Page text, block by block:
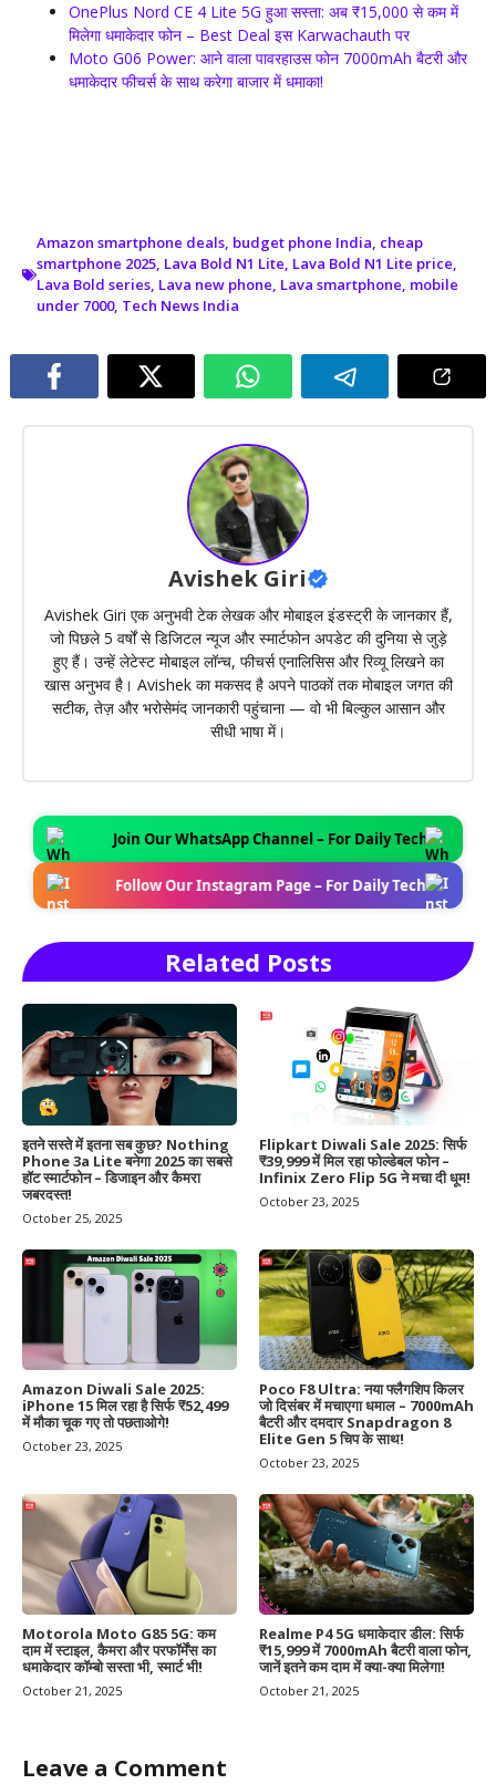
OnePlus Nord CE 4 Lite 5G हुआ सस्ता: अब ₹15,000 से कम में
मिलेगा धमाकेदार फोन – Best Deal इस Karwachauth पर
Moto G06 Power: आने वाला पावरहाउस फोन 7000mAh बैटरी और
धमाकेदार फीचर्स के साथ करेगा बाजार में धमाका!
Amazon smartphone deals, budget phone India, cheap
smartphone 2025, Lava Bold N1 Lite, Lava Bold N1 Lite price,
Lava Bold series, Lava new phone, Lava smartphone, mobile
under 7000, Tech News India
Avishek Giri
Avishek Giri एक अनुभवी टेक लेखक और मोबाइल इंडस्ट्री के जानकार हैं,
जो पिछले 5 वर्षों से डिजिटल न्यूज और स्मार्टफोन अपडेट की दुनिया से जुड़े
हुए हैं। उन्हें लेटेस्ट मोबाइल लॉन्च, फीचर्स एनालिसिस और रिव्यू लिखने का
खास अनुभव है। Avishek का मकसद है अपने पाठकों तक मोबाइल जगत की
सटीक, तेज़ और भरोसेमंद जानकारी पहुंचाना — वो भी बिल्कुल आसान और
सीधी भाषा में।
Join Our WhatsApp Channel – For Daily Tech News
Follow Our Instagram Page – For Daily Tech News
Related Posts
इतने सस्ते में इतना सब कुछ? Nothing
Phone 3a Lite बनेगा 2025 का सबसे
हॉट स्मार्टफोन – डिजाइन और कैमरा
जबरदस्त!
October 25, 2025
Flipkart Diwali Sale 2025: सिर्फ
₹39,999 में मिल रहा फोल्डेबल फोन –
Infinix Zero Flip 5G ने मचा दी धूम!
October 23, 2025
Amazon Diwali Sale 2025:
iPhone 15 मिल रहा है सिर्फ ₹52,499
में मौका चूक गए तो पछताओगे!
October 23, 2025
Poco F8 Ultra: नया फ्लैगशिप किलर
जो दिसंबर में मचाएगा धमाल – 7000mAh
बैटरी और दमदार Snapdragon 8
Elite Gen 5 चिप के साथ!
October 23, 2025
Motorola Moto G85 5G: कम
दाम में स्टाइल, कैमरा और परफॉर्मेंस का
धमाकेदार कॉम्बो सस्ता भी, स्मार्ट भी!
October 21, 2025
Realme P4 5G धमाकेदार डील: सिर्फ
₹15,999 में 7000mAh बैटरी वाला फोन,
जानें इतने कम दाम में क्या-क्या मिलेगा!
October 21, 2025
Leave a Comment